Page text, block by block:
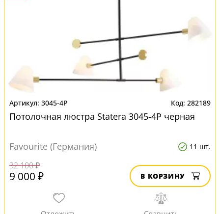
3045-4P 282189
Потолочная люстра Statera 3045-4P черная
Favourite (Германия) 11 шт.
32 100 ₽
9 000 ₽ В КОРЗИНУ